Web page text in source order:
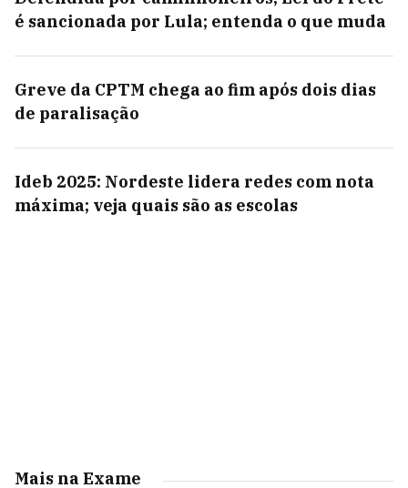
é sancionada por Lula; entenda o que muda
Greve da CPTM chega ao fim após dois dias
de paralisação
Ideb 2025: Nordeste lidera redes com nota
máxima; veja quais são as escolas
Mais na Exame